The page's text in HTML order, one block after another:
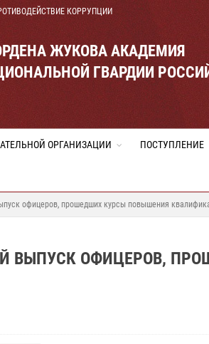
КОРРУПЦИИ
ЖУКОВА АКАДЕМИЯ
ГВАРДИИ
ОРГАНИЗАЦИИ ПОСТУПЛЕНИЕ
офицеров, прошедших курсы повышения
ВЫПУСК ОФИЦЕРОВ,